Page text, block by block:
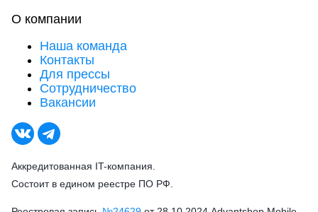
О компании
Наша команда
Контакты
Для прессы
Сотрудничество
Вакансии
Аккредитованная IT-компания.
Состоит в едином реестре ПО РФ.